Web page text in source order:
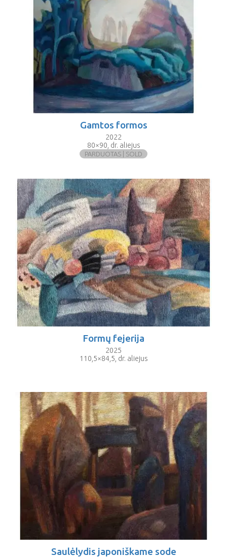
Gamtos formos
2022
80×90, dr. aliejus
PARDUOTAS | SOLD
Formų fejerija
2025
110,5×84,5, dr. aliejus
Saulėlydis japoniškame sode